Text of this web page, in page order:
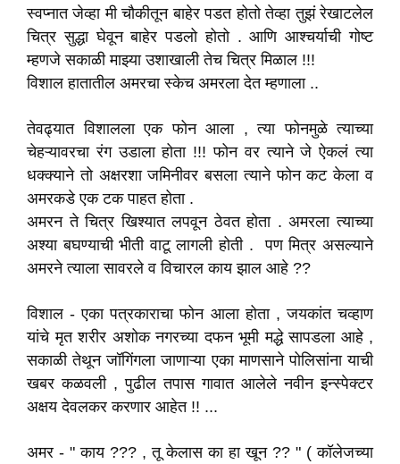
स्वप्नात जेव्हा मी चौकीतून बाहेर पडत होतो तेव्हा तुझं रेखाटलेल
चित्र सुद्धा घेवून बाहेर पडलो होतो . आणि आश्चर्याची गोष्ट
म्हणजे सकाळी माझ्या उशाखाली तेच चित्र मिळाल !!!
विशाल हातातील अमरचा स्केच अमरला देत म्हणाला ..
तेवढ्यात विशालला एक फोन आला , त्या फोनमुळे त्याच्या
चेहऱ्यावरचा रंग उडाला होता !!! फोन वर त्याने जे ऐकलं त्या
धक्क्याने तो अक्षरशा जमिनीवर बसला त्याने फोन कट केला व
अमरकडे एक टक पाहत होता .
अमरन ते चित्र खिश्यात लपवून ठेवत होता . अमरला त्याच्या
अश्या बघण्याची भीती वाटू लागली होती . पण मित्र असल्याने
अमरने त्याला सावरले व विचारल काय झाल आहे ??
विशाल - एका पत्रकाराचा फोन आला होता , जयकांत चव्हाण
यांचे मृत शरीर अशोक नगरच्या दफन भूमी मद्धे सापडला आहे ,
सकाळी तेथून जॉगिंगला जाणाऱ्या एका माणसाने पोलिसांना याची
खबर कळवली , पुढील तपास गावात आलेले नवीन इन्स्पेक्टर
अक्षय देवलकर करणार आहेत !! ...
अमर - " काय ??? , तू केलास का हा खून ?? " ( कॉलेजच्या